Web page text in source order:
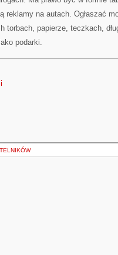
reklamy na autach. Ogłaszać
torbach, papierze, teczkach,
podarki.